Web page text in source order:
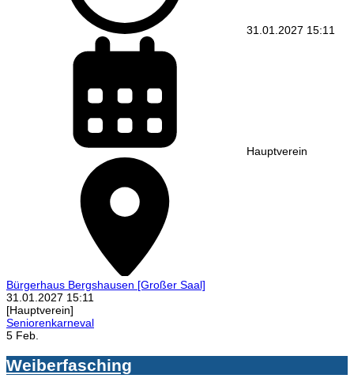
31.01.2027 15:11
Hauptverein
Bürgerhaus Bergshausen [Großer Saal]
31.01.2027 15:11
[Hauptverein]
Seniorenkarneval
5 Feb.
Weiberfasching